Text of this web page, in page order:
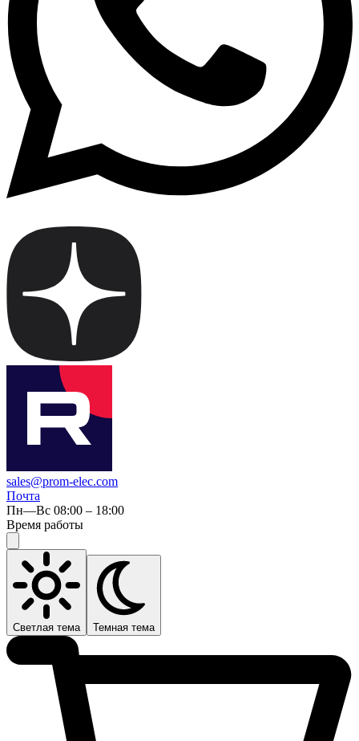
sales@prom-elec.com
Почта
Пн—Вс 08:00 – 18:00
Время работы
Светлая тема Темная тема